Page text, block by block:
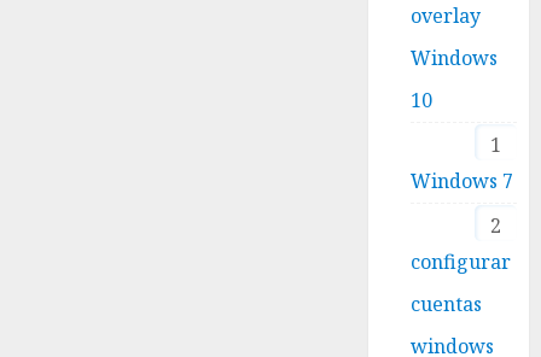
overlay
Windows
10
1
Windows 7
2
configurar
cuentas
windows